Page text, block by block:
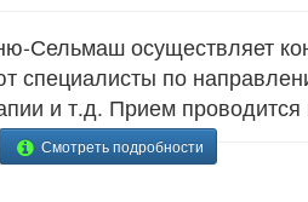
осуществляет
специалисты по
и т.д. Прием
Смотреть подробности